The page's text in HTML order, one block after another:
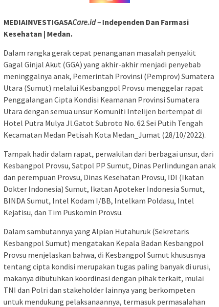
MEDIAINVESTIGASACare.id –Independen Dan Farmasi
Kesehatan | Medan.
Dalam rangka gerak cepat penanganan masalah penyakit
Gagal Ginjal Akut (GGA) yang akhir-akhir menjadi penyebab
meninggalnya anak, Pemerintah Provinsi (Pemprov) Sumatera
Utara (Sumut) melalui Kesbangpol Provsu menggelar rapat
Penggalangan Cipta Kondisi Keamanan Provinsi Sumatera
Utara dengan semua unsur Komuniti Intelijen bertempat di
Hotel Putra Mulya Jl.Gatot Subroto No. 62 Sei Putih Tengah
Kecamatan Medan Petisah Kota Medan_Jumat (28/10/2022).
Tampak hadir dalam rapat, perwakilan dari berbagai unsur, dari
Kesbangpol Provsu, Satpol PP Sumut, Dinas Perlindungan anak
dan perempuan Provsu, Dinas Kesehatan Provsu, IDI (Ikatan
Dokter Indonesia) Sumut, Ikatan Apoteker Indonesia Sumut,
BINDA Sumut, Intel Kodam I/BB, Intelkam Poldasu, Intel
Kejatisu, dan Tim Puskomin Provsu.
Dalam sambutannya yang Alpian Hutahuruk (Sekretaris
Kesbangpol Sumut) mengatakan Kepala Badan Kesbangpol
Provsu menjelaskan bahwa, di Kesbangpol Sumut khususnya
tentang cipta kondisi merupakan tugas paling banyak di urusi,
makanya dibutuhkan koordinasi dengan pihak terkait, mulai
TNI dan Polri dan stakeholder lainnya yang berkompeten
untuk mendukung pelaksanaannya, termasuk permasalahan